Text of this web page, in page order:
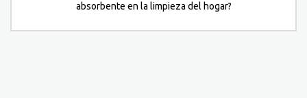
absorbente en la limpieza del hogar?